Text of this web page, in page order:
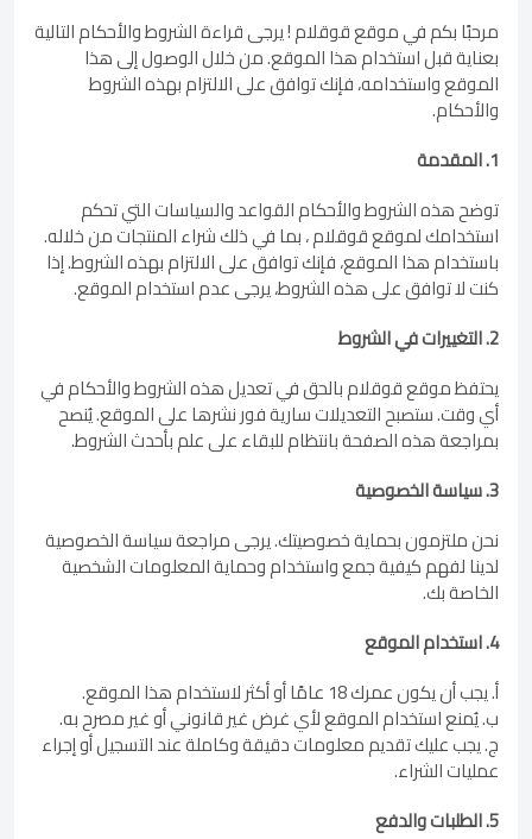
مرحبًا بكم في موقع قوقلام ! يرجى قراءة الشروط والأحكام التالية
بعناية قبل استخدام هذا الموقع. من خلال الوصول إلى هذا
الموقع واستخدامه، فإنك توافق على الالتزام بهذه الشروط
والأحكام.
1. المقدمة
توضح هذه الشروط والأحكام القواعد والسياسات التي تحكم
استخدامك لموقع قوقلام ، بما في ذلك شراء المنتجات من خلاله.
باستخدام هذا الموقع، فإنك توافق على الالتزام بهذه الشروط. إذا
كنت لا توافق على هذه الشروط، يرجى عدم استخدام الموقع.
2. التغييرات في الشروط
يحتفظ موقع قوقلام بالحق في تعديل هذه الشروط والأحكام في
أي وقت. ستصبح التعديلات سارية فور نشرها على الموقع. يُنصح
بمراجعة هذه الصفحة بانتظام للبقاء على علم بأحدث الشروط.
3. سياسة الخصوصية
نحن ملتزمون بحماية خصوصيتك. يرجى مراجعة سياسة الخصوصية
لدينا لفهم كيفية جمع واستخدام وحماية المعلومات الشخصية
الخاصة بك.
4. استخدام الموقع
أ. يجب أن يكون عمرك 18 عامًا أو أكثر لاستخدام هذا الموقع.
ب. يُمنع استخدام الموقع لأي غرض غير قانوني أو غير مصرح به.
ج. يجب عليك تقديم معلومات دقيقة وكاملة عند التسجيل أو إجراء
عمليات الشراء.
5. الطلبات والدفع